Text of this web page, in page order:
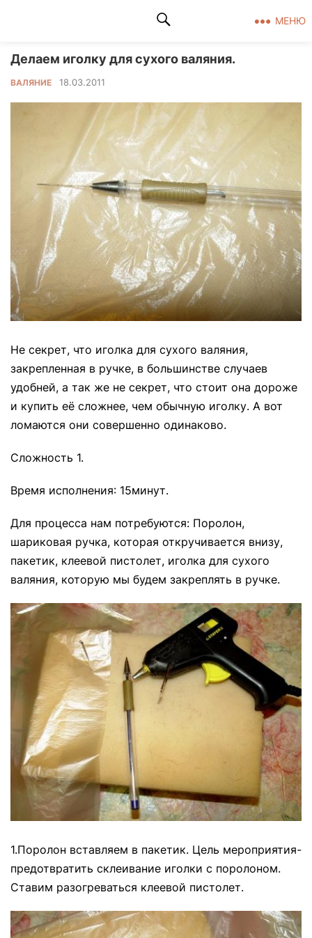
МЕНЮ
Делаем иголку для сухого валяния.
ВАЛЯНИЕ 18.03.2011
Не секрет, что иголка для сухого валяния,
закрепленная в ручке, в большинстве случаев
удобней, а так же не секрет, что стоит она дороже
и купить её сложнее, чем обычную иголку. А вот
ломаются они совершенно одинаково.
Сложность 1.
Время исполнения: 15минут.
Для процесса нам потребуются: Поролон,
шариковая ручка, которая откручивается внизу,
пакетик, клеевой пистолет, иголка для сухого
валяния, которую мы будем закреплять в ручке.
1.Поролон вставляем в пакетик. Цель мероприятия-
предотвратить склеивание иголки с поролоном.
Ставим разогреваться клеевой пистолет.